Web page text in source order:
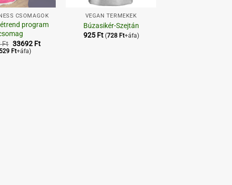
CSOMAGOK
program
Ft Original
price
33692 FtCurrent
Ft+áfa)
VEGÁN TERMÉKEK
Búzasikér-Szejtán
925 Ft (728 Ft+áfa)